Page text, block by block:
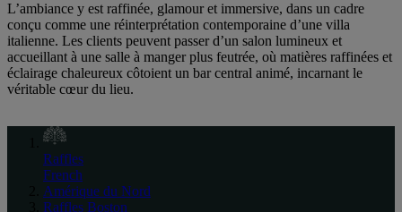
L’ambiance y est raffinée, glamour et immersive, dans un cadre
conçu comme une réinterprétation contemporaine d’une villa
italienne. Les clients peuvent passer d’un salon lumineux et
accueillant à une salle à manger plus feutrée, où matières raffinées et
éclairage chaleureux côtoient un bar central animé, incarnant le
véritable cœur du lieu.
Raffles
French
Amérique du Nord
Raffles Boston